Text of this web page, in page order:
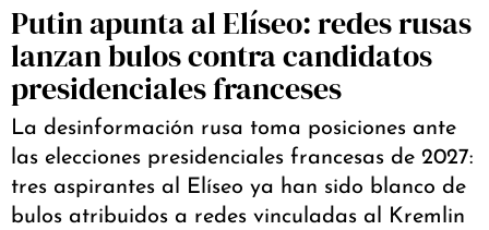
Putin apunta al Elíseo: redes rusas
lanzan bulos contra candidatos
presidenciales franceses
La desinformación rusa toma posiciones ante
las elecciones presidenciales francesas de 2027:
tres aspirantes al Elíseo ya han sido blanco de
bulos atribuidos a redes vinculadas al Kremlin